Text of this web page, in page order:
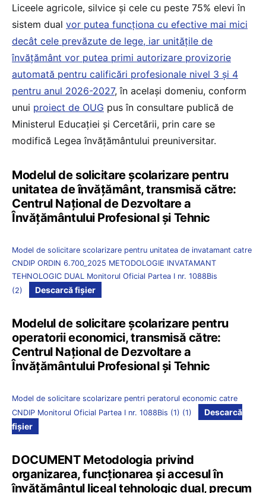
Liceele agricole, silvice și cele cu peste 75% elevi în
sistem dual vor putea funcționa cu efective mai mici
decât cele prevăzute de lege, iar unitățile de
învățământ vor putea primi autorizare provizorie
automată pentru calificări profesionale nivel 3 și 4
pentru anul 2026-2027, în același domeniu, conform
unui proiect de OUG pus în consultare publică de
Ministerul Educației și Cercetării, prin care se
modifică Legea învățământului preuniversitar.
Modelul de solicitare școlarizare pentru
unitatea de învățământ, transmisă către:
Centrul Național de Dezvoltare a
Învățământului Profesional și Tehnic
Model de solicitare scolarizare pentru unitatea de invatamant catre
CNDIP ORDIN 6.700_2025 METODOLOGIE INVATAMANT
TEHNOLOGIC DUAL Monitorul Oficial Partea I nr. 1088Bis
(2)
Descarcă fișier
Modelul de solicitare școlarizare pentru
operatorii economici, transmisă către:
Centrul Național de Dezvoltare a
Învățământului Profesional și Tehnic
Model de solicitare scolarizare pentri peratorul economic catre
CNDIP Monitorul Oficial Partea I nr. 1088Bis (1) (1)
Descarcă
fișier
DOCUMENT Metodologia privind
organizarea, funcționarea și accesul în
învățământul liceal tehnologic dual, precum